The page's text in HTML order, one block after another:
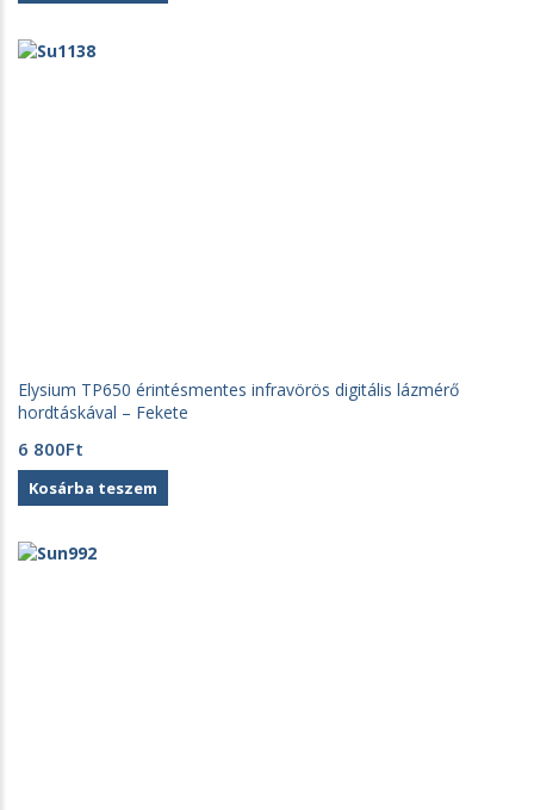
Elysium TP650 érintésmentes infravörös digitális lázmérő
hordtáskával – Fekete
6 800Ft
Kosárba teszem